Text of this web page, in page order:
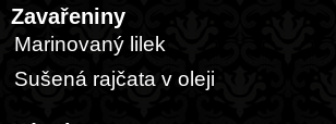
Zavařeniny
Marinovaný lilek
Sušená rajčata v oleji